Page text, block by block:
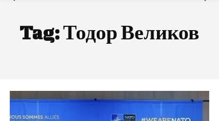
Tag:Тодор Великов